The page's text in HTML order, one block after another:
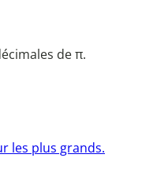
de π.
les plus grands.